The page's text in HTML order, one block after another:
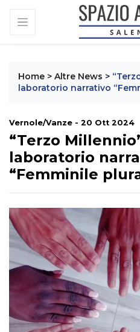
Home > Altre News >
laboratorio narrativo
Vernole/Vanze - 20 Ott 2024
“Terzo
laboratorio
“Femminile